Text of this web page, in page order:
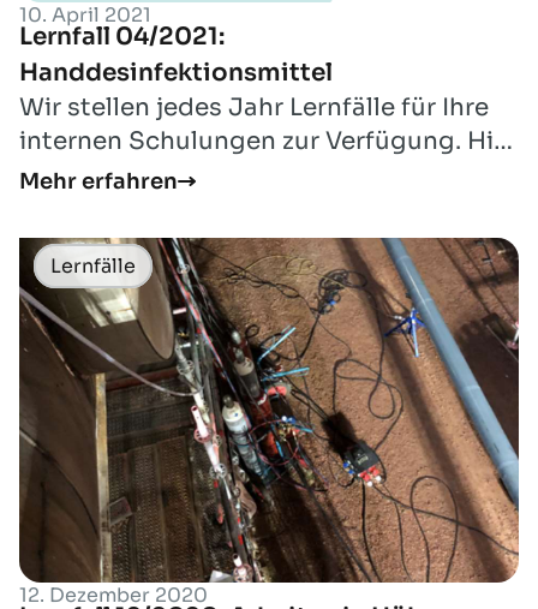
10. April 2021
Lernfall 04/2021:
Handdesinfektionsmittel
Wir stellen jedes Jahr Lernfälle für Ihre
internen Schulungen zur Verfügung. Hier
finden Sie den Lernfall für den Mon...
Mehr erfahren
Lernfälle
12. Dezember 2020